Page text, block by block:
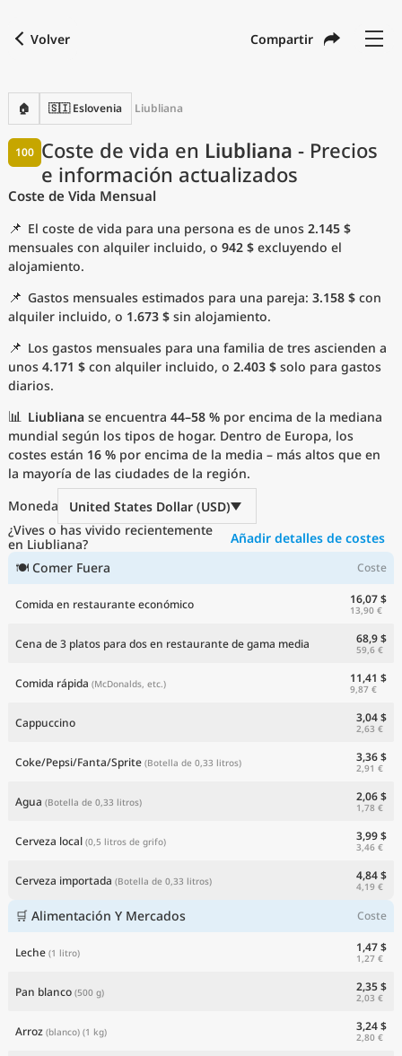
Volver Compartir
🏠 🇸🇮 Eslovenia Liubliana
Coste de vida en Liubliana - Precios
e información actualizados
100
Coste de Vida Mensual
📌 El coste de vida para una persona es de unos 2.145 $
mensuales con alquiler incluido, o 942 $ excluyendo el
alojamiento.
📌 Gastos mensuales estimados para una pareja: 3.158 $ con
alquiler incluido, o 1.673 $ sin alojamiento.
📌 Los gastos mensuales para una familia de tres ascienden a
unos 4.171 $ con alquiler incluido, o 2.403 $ solo para gastos
diarios.
📊 Liubliana se encuentra 44–58 % por encima de la mediana
mundial según los tipos de hogar. Dentro de Europa, los
costes están 16 % por encima de la media – más altos que en
la mayoría de las ciudades de la región.
Moneda
United States Dollar (USD)
¿Vives o has vivido recientemente
en Liubliana?
Añadir detalles de costes
🍽 Comer Fuera
Coste
Comida en restaurante económico 16,07 $
13,90 €
Cena de 3 platos para dos en restaurante de gama media 68,9 $
59,6 €
Comida rápida (McDonalds, etc.) 11,41 $
9,87 €
Cappuccino 3,04 $
2,63 €
Coke/Pepsi/Fanta/Sprite (Botella de 0,33 litros) 3,36 $
2,91 €
Agua (Botella de 0,33 litros) 2,06 $
1,78 €
Cerveza local (0,5 litros de grifo) 3,99 $
3,46 €
Cerveza importada (Botella de 0,33 litros) 4,84 $
4,19 €
🛒 Alimentación Y Mercados Coste
Leche (1 litro) 1,47 $
1,27 €
Pan blanco (500 g) 2,35 $
2,03 €
Arroz (blanco) (1 kg) 3,24 $
2,80 €
con
Idioma Español
Moneda USD United States Dollar
Unidades de medida
Índice del coste de vida
Ciudades asequibles por tamaño
Precios actuales por ciudad
Precios actuales por país